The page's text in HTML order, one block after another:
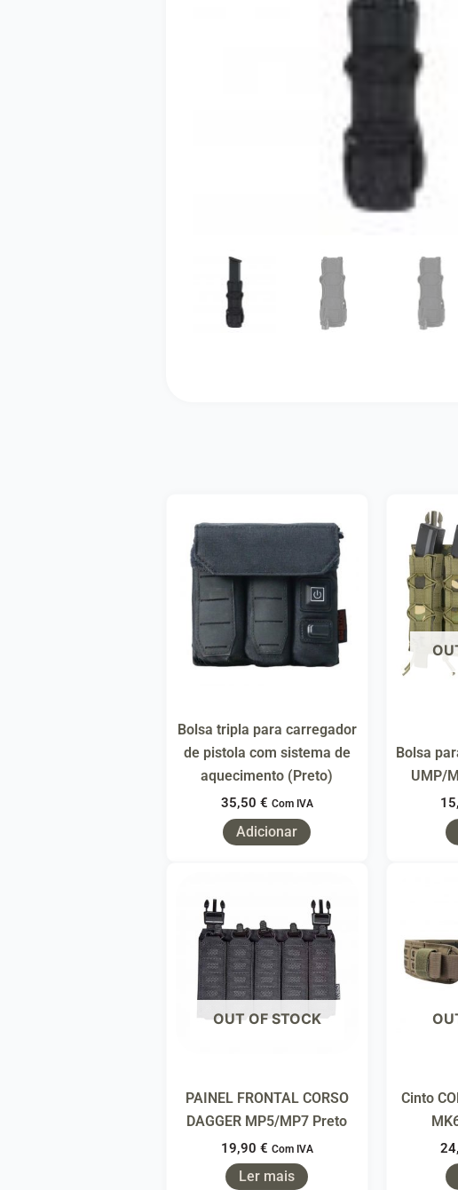
Bolsa tripla para carregador
de pistola com sistema de
aquecimento (Preto)
35,50 € Com IVA
Adicionar
Bolsa
UMP/
OUT OF STOCK
PAINEL FRONTAL CORSO
DAGGER MP5/MP7 Preto
19,90 € Com IVA
Ler mais
Cinto